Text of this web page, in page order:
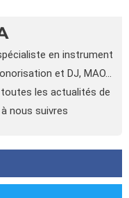
en instrument
et DJ, MAO...
les actualités de
nous suivres